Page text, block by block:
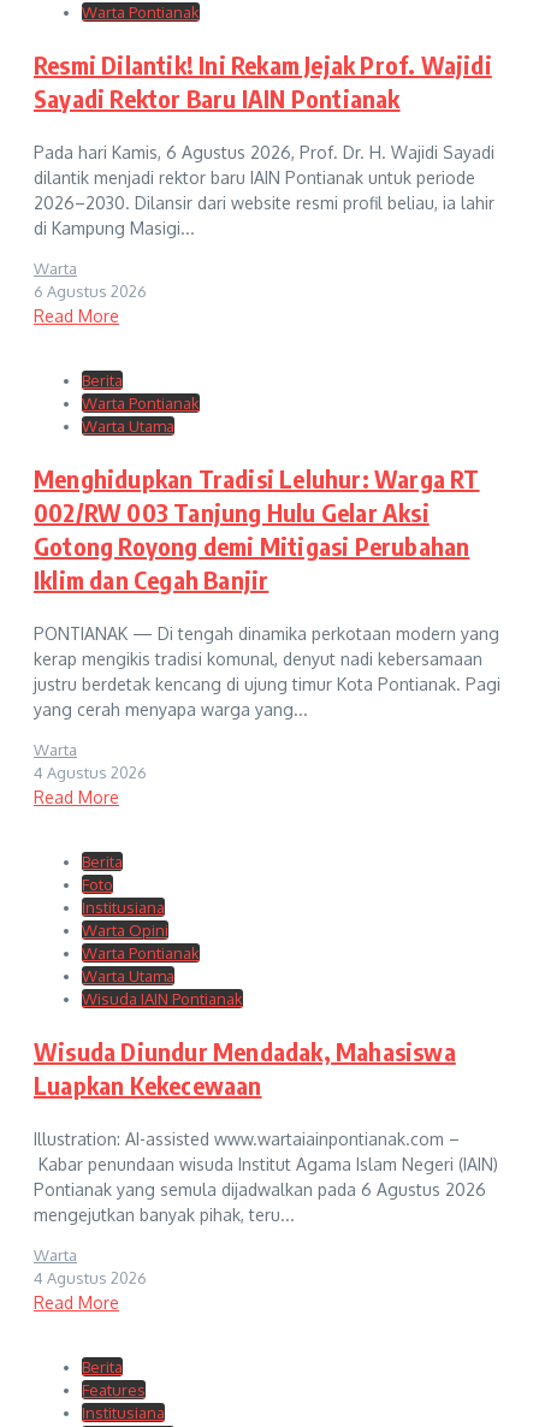
Warta Pontianak
Resmi Dilantik! Ini Rekam Jejak Prof. Wajidi
Sayadi Rektor Baru IAIN Pontianak
Pada hari Kamis, 6 Agustus 2026, Prof. Dr. H. Wajidi Sayadi
dilantik menjadi rektor baru IAIN Pontianak untuk periode
2026–2030. Dilansir dari website resmi profil beliau, ia lahir
di Kampung Masigi...
Warta
6 Agustus 2026
Read More
Berita
Warta Pontianak
Warta Utama
Menghidupkan Tradisi Leluhur: Warga RT
002/RW 003 Tanjung Hulu Gelar Aksi
Gotong Royong demi Mitigasi Perubahan
Iklim dan Cegah Banjir
PONTIANAK — Di tengah dinamika perkotaan modern yang
kerap mengikis tradisi komunal, denyut nadi kebersamaan
justru berdetak kencang di ujung timur Kota Pontianak. Pagi
yang cerah menyapa warga yang...
Warta
4 Agustus 2026
Read More
Berita
Foto
Institusiana
Warta Opini
Warta Pontianak
Warta Utama
Wisuda IAIN Pontianak
Wisuda Diundur Mendadak, Mahasiswa
Luapkan Kekecewaan
Illustration: AI-assisted www.wartaiainpontianak.com –
Kabar penundaan wisuda Institut Agama Islam Negeri (IAIN)
Pontianak yang semula dijadwalkan pada 6 Agustus 2026
mengejutkan banyak pihak, teru...
Warta
4 Agustus 2026
Read More
Berita
Features
Institusiana